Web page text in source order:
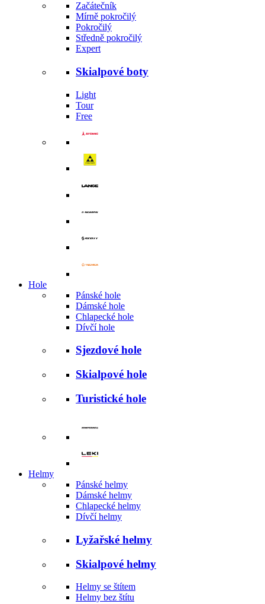
Začátečník
Mírně pokročilý
Pokročilý
Středně pokročilý
Expert
Skialpové boty
Light
Tour
Free
Hole
Pánské hole
Dámské hole
Chlapecké hole
Dívčí hole
Sjezdové hole
Skialpové hole
Turistické hole
Helmy
Pánské helmy
Dámské helmy
Chlapecké helmy
Dívčí helmy
Lyžařské helmy
Skialpové helmy
Helmy se štítem
Helmy bez štítu